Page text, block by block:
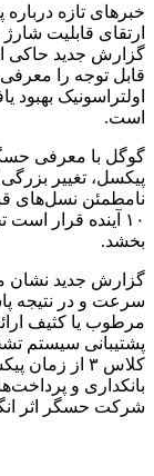
ارتقای قابلیت
قابل توجه را
است.
گوگل با معرفی
پیکسل، تغییر
نامطمئن نسل‌های
۱۰ آینده قرار
بخشد.
گزارش جدید نشان
سرعت و در نتیجه
مرطوب یا کثیف
پشتیبانی سیستم
بانکداری و
شرکت حسگر اثر